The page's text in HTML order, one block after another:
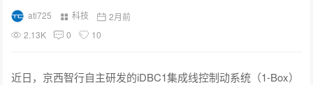
ati725 科技
2月前
2.13K
0 10
近日，京西智行自主研发的iDBC1集成线控制动系统（1-Box）